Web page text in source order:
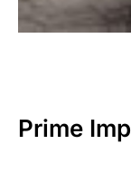
Prime